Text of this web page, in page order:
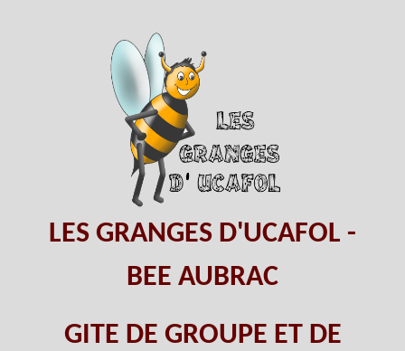
LES GRANGES D'UCAFOL -
BEE AUBRAC
GITE DE GROUPE ET DE